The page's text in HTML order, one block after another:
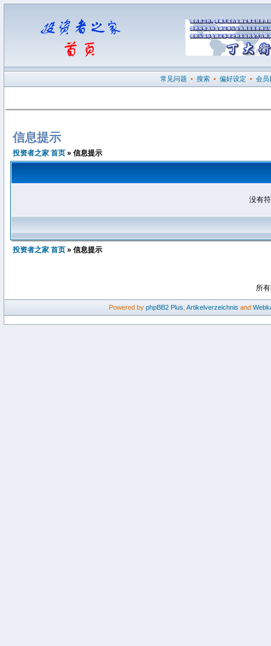
常见问题 • 搜索 • 偏好设定 • 会员
信息提示
投资者之家 首页 » 信息提示
没有
投资者之家 首页 » 信息提示
所
Powered by phpBB2 Plus Artikelverzeichnis and